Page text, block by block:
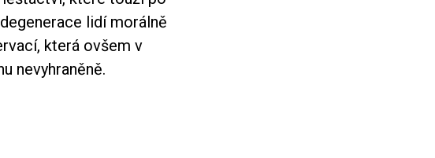
lidí morálně
která ovšem v
nevyhraněně.